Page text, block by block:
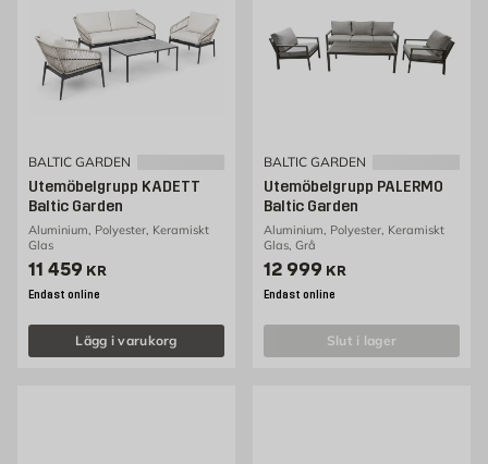
BALTIC GARDEN
Utemöbelgrupp KADETT
Baltic Garden
Aluminium, Polyester, Keramiskt
Glas
Pris 11459 kr
11 459 KR
Endast online
Lägg i varukorg
BALTIC GARDEN
Utemöbelgrupp PALERMO
Baltic Garden
Aluminium, Polyester, Keramiskt
Glas, Grå
Pris 12999 kr
12 999 KR
Endast online
slut i lager